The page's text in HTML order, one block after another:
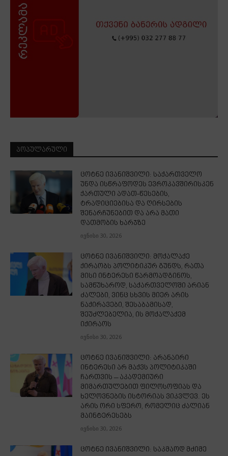
ᲞᲝᲞᲣᲚᲐᲠᲣᲚᲘ
ცოტნე ივანიშვილი: საქართველო
უნდა ისწრაფოდეს ევროკავშირისკენ
ქართული ადათ-წესების,
ტრადიციებისა და ღირსების
შენარჩუნებით და არა მათი
დათმობის ხარჯზე
ივნისი 30, 2026
ცოტნე ივანიშვილი: მოქალაქე
ქირაობს პოლიტიკურ გუნდს, რათა
მისი ინტერესი წარმოადგინოს,
სამწუხაროდ, საქართველოში არიან
ძალები, ვინც სხვის მიერ არის
ნაქირავები, შესაბამისად,
შეუძლებელია, ის მოქალაქემ
იქირაოს
ივნისი 30, 2026
ცოტნე ივანიშვილი: არანაირი
ინტერესი არ მაქვს პოლიტიკაში
ჩართვის – აკადემიური
მიმართულებით ფილოსოფიას და
ხელოვნების ისტორიას ვიკვლევ. ეს
არის ორი სფერო, რომელიც ძალიან
მაინტერესებს
ივნისი 30, 2026
ცოტნე ივანიშვილი: საკმაოდ მძიმე